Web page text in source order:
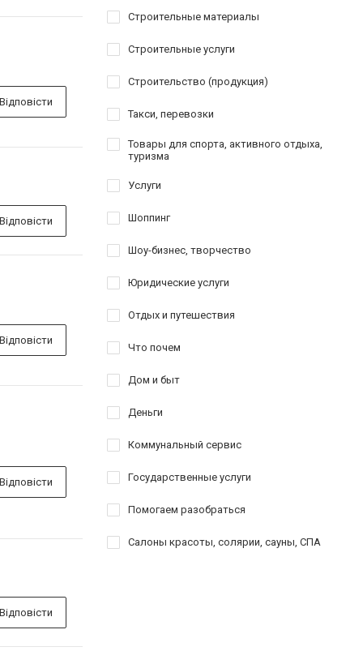
Відповісти
Відповісти
Відповісти
Відповісти
Відповісти
Строительные материалы
Строительные услуги
Строительство (продукция)
Такси, перевозки
Товары для спорта, активного отдыха,
туризма
Услуги
Шоппинг
Шоу-бизнес, творчество
Юридические услуги
Отдых и путешествия
Что почем
Дом и быт
Деньги
Коммунальный сервис
Государственные услуги
Помогаем разобраться
Салоны красоты, солярии, сауны, СПА